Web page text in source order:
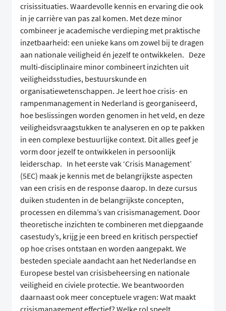
crisissituaties. Waardevolle kennis en ervaring die ook
in je carrière van pas zal komen. Met deze minor
combineer je academische verdieping met praktische
inzetbaarheid: een unieke kans om zowel bij te dragen
aan nationale veiligheid én jezelf te ontwikkelen. Deze
multi-disciplinaire minor combineert inzichten uit
veiligheidsstudies, bestuurskunde en
organisatiewetenschappen. Je leert hoe crisis- en
rampenmanagement in Nederland is georganiseerd,
hoe beslissingen worden genomen in het veld, en deze
veiligheidsvraagstukken te analyseren en op te pakken
in een complexe bestuurlijke context. Dit alles geef je
vorm door jezelf te ontwikkelen in persoonlijk
leiderschap. In het eerste vak ‘Crisis Management’
(5EC) maak je kennis met de belangrijkste aspecten
van een crisis en de response daarop. In deze cursus
duiken studenten in de belangrijkste concepten,
processen en dilemma’s van crisismanagement. Door
theoretische inzichten te combineren met diepgaande
casestudy’s, krijg je een breed en kritisch perspectief
op hoe crises ontstaan en worden aangepakt. We
besteden speciale aandacht aan het Nederlandse en
Europese bestel van crisisbeheersing en nationale
veiligheid en civiele protectie. We beantwoorden
daarnaast ook meer conceptuele vragen: Wat maakt